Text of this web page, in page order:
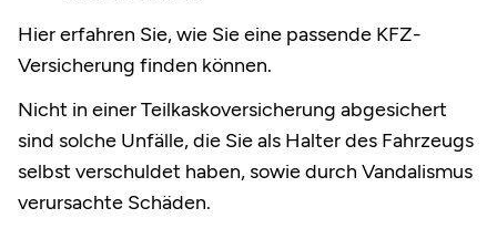
Hier erfahren Sie, wie Sie eine passende KFZ-
Versicherung finden können.
Nicht in einer Teilkaskoversicherung abgesichert
sind solche Unfälle, die Sie als Halter des Fahrzeugs
selbst verschuldet haben, sowie durch Vandalismus
verursachte Schäden.